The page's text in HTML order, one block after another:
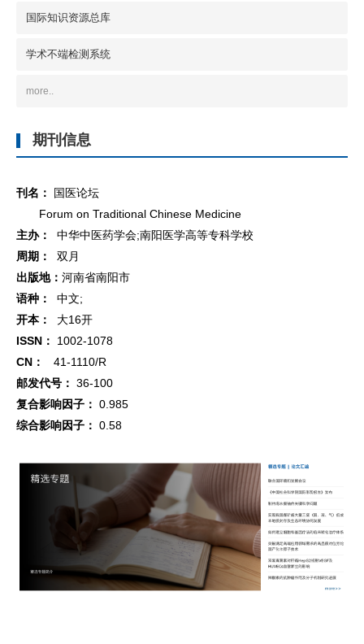
国际知识资源总库
学术不端检测系统
more..
期刊信息
刊名：
国医论坛
Forum on Traditional Chinese Medicine
主办：
中华中医药学会;南阳医学高等专科学校
周期：
双月
出版地： 河南省南阳市
语种：
中文;
开本：
大16开
ISSN：
1002-1078
CN：
41-1110/R
邮发代号： 36-100
复合影响因子： 0.985
综合影响因子： 0.58